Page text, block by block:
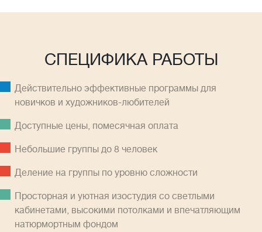
СПЕЦИФИКА РАБОТЫ
Действительно эффективные программы для
новичков и художников-любителей
Доступные цены, помесячная оплатa
Небольшие группы до 8 человек
Деление на группы по уровню сложности
Просторная и уютная изостудия со светлыми
кабинетами, высокими потолками и впечатляющим
натюрмортным фондом